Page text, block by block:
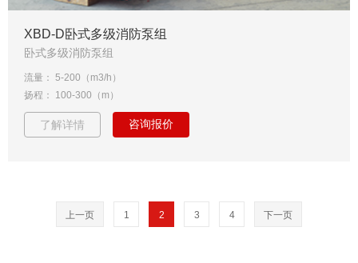
XBD-D卧式多级消防泵组
卧式多级消防泵组
流量： 5-200（m3/h）
扬程： 100-300（m）
了解详情 咨询报价
上一页 1 2 3 4 下一页